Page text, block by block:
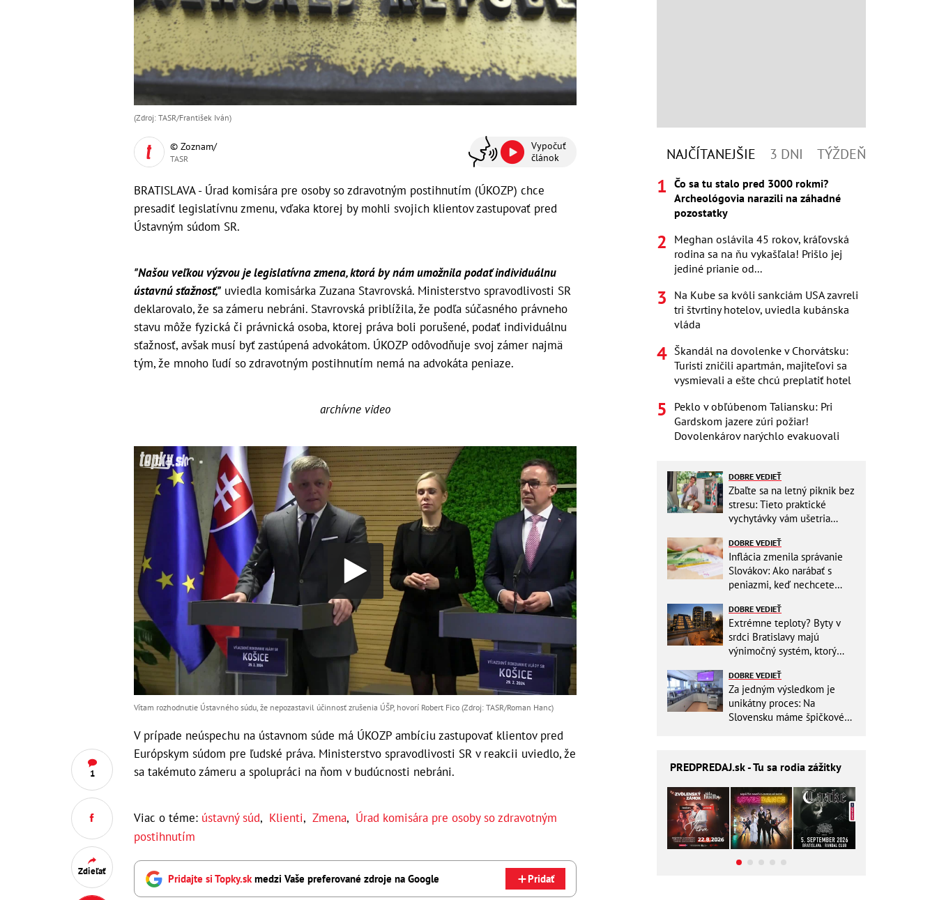
1
Zdieľať
(Zdroj: TASR/František Iván)
© Zoznam/
TASR
Vypočuť
článok
BRATISLAVA - Úrad komisára pre osoby so zdravotným postihnutím (ÚKOZP) chce
presadiť legislatívnu zmenu, vďaka ktorej by mohli svojich klientov zastupovať pred
Ústavným súdom SR.
"Našou veľkou výzvou je legislatívna zmena, ktorá by nám umožnila podať individuálnu
ústavnú sťažnosť," uviedla komisárka Zuzana Stavrovská. Ministerstvo spravodlivosti SR
deklarovalo, že sa zámeru nebráni. Stavrovská priblížila, že podľa súčasného právneho
stavu môže fyzická či právnická osoba, ktorej práva boli porušené, podať individuálnu
sťažnosť, avšak musí byť zastúpená advokátom. ÚKOZP odôvodňuje svoj zámer najmä
tým, že mnoho ľudí so zdravotným postihnutím nemá na advokáta peniaze.
archívne video
Vítam rozhodnutie Ústavného súdu, že nepozastavil účinnosť zrušenia ÚŠP, hovorí Robert Fico (Zdroj: TASR/Roman Hanc)
V prípade neúspechu na ústavnom súde má ÚKOZP ambíciu zastupovať klientov pred
Európskym súdom pre ľudské práva. Ministerstvo spravodlivosti SR v reakcii uviedlo, že
sa takémuto zámeru a spolupráci na ňom v budúcnosti nebráni.
Viac o téme: ústavný súd, Klienti, Zmena, Úrad komisára pre osoby so zdravotným
postihnutím
Pridajte si Topky.skmedzi Vaše preferované zdroje na Google Pridať
NAJČÍTANEJŠIE 3 DNI TÝŽDEŇ
Čo sa tu stalo pred 3000 rokmi?
Archeológovia narazili na záhadné
pozostatky
Meghan oslávila 45 rokov, kráľovská
rodina sa na ňu vykašľala! Prišlo jej
jediné prianie od...
Na Kube sa kvôli sankciám USA zavreli
tri štvrtiny hotelov, uviedla kubánska
vláda
Škandál na dovolenke v Chorvátsku:
Turisti zničili apartmán, majiteľovi sa
vysmievali a ešte chcú preplatiť hotel
Peklo v obľúbenom Taliansku: Pri
Gardskom jazere zúri požiar!
Dovolenkárov narýchlo evakuovali
DOBRE VEDIEŤ
Zbaľte sa na letný piknik bez
stresu: Tieto praktické
vychytávky vám ušetria
DOBRE VEDIEŤ
Inflácia zmenila správanie
Slovákov: Ako narábať s
peniazmi, keď nechcete
DOBRE VEDIEŤ
Extrémne teploty? Byty v
srdci Bratislavy majú
výnimočný systém, ktorý
DOBRE VEDIEŤ
Za jedným výsledkom je
unikátny proces: Na
Slovensku máme špičkové
PREDPREDAJ.sk - Tu sa rodia zážitky